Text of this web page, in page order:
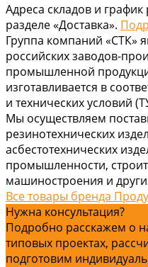
Адреса складов и
разделе «Доставка».
Группа компаний «СТК»
российских заводов-
промышленной
изготавливается в
и технических условий
Мы осуществляем
резинотехнических
асбестотехнических
промышленности,
машиностроения и
Все товары бренда
Нужна консультация?
Подробно расскажем о
типовых проектах,
подготовим